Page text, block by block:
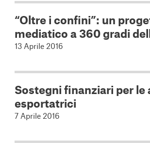
“Oltre i confini”: un
mediatico a 360 gradi
13 Aprile 2016
Sostegni finanziari per le
esportatrici
7 Aprile 2016